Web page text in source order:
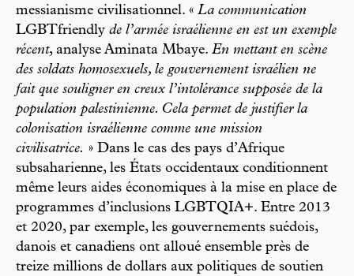
messianisme civilisationnel. « La communication
LGBTfriendly de l’armée israélienne en est un exemple
récent, analyse Aminata Mbaye. En mettant en scène
des soldats homosexuels, le gouvernement israélien ne
fait que souligner en creux l’intolérance supposée de la
population palestinienne. Cela permet de justifier la
colonisation israélienne comme une mission
civilisatrice. » Dans le cas des pays d’Afrique
subsaharienne, les États occidentaux conditionnent
même leurs aides économiques à la mise en place de
programmes d’inclusions LGBTQIA+. Entre 2013
et 2020, par exemple, les gouvernements suédois,
danois et canadiens ont alloué ensemble près de
treize millions de dollars aux politiques de soutien